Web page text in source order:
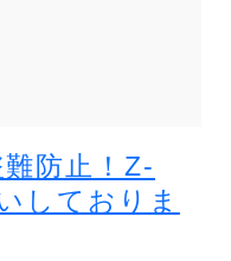
防止！Z-
しておりま